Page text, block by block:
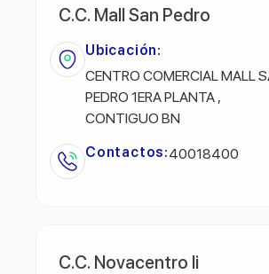
C.C. Mall San Pedro
Ubicación:
CENTRO COMERCIAL MALL
PEDRO 1ERA PLANTA ,
CONTIGUO BN
Contactos:40018400
C.C. Novacentro Ii